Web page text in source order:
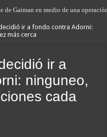
Gaiman en medio de una
ir a fondo contra Adorni:
más cerca
ir a
ninguneo,
cada